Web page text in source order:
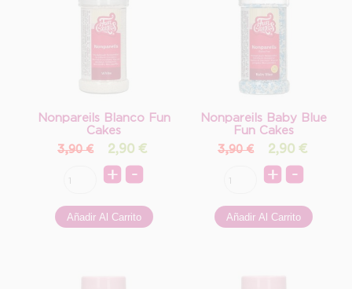
Nonpareils Blanco Fun
Cakes
3,90 € 2,90 €
Nonpareils Baby Blue
Fun Cakes
3,90 € 2,90 €